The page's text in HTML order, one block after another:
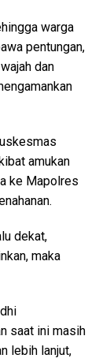
warga
pentungan,
dan
amukan
ke Mapolres
dekat,
maka
saat ini masih
lebih lanjut,